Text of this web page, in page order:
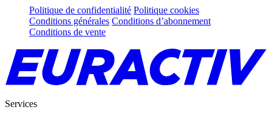
Politique de confidentialité Politique cookies
Conditions générales Conditions d’abonnement
Conditions de vente
Services